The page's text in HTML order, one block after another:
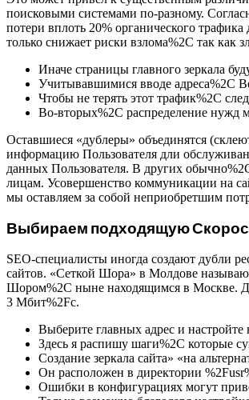
поисковыми системами по-разному.
потери вплоть 20% органического
только снижает риски взлома%2C так как
Иначе страницы главного зеркала
Учитывавшимися вводе адреса%2C
Чтобы не терять этот трафик%2C
Во-вторых%2C распределение нужд
Оставшиеся «дублеры» объединятся
информацию Пользователя дли
данных Пользователя. В других
лицам. Усовершенство коммуникации на
мы оставляем за собой неприобретшим
Выбираем подходящую
SEO-специалисты иногда создают дубли
сайтов. «Сеткой Шора» в Молдове
Шором%2C ныне находящимся в Москве.
3 Мбит%2Fс.
Выберите главных адрес и
Здесь я распишу шаги%2C которые
Создание зеркала сайта» «на
Он расположен в директории
Ошибки в конфигурациях могут